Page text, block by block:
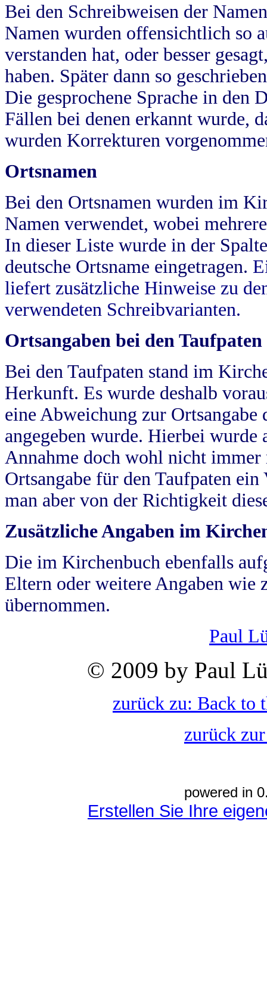
Bei den Schreibweisen der
Namen wurden offensichtlich so
verstanden hat, oder besser
haben. Später dann so
Die gesprochene Sprache in
Fällen bei denen erkannt wurde,
wurden Korrekturen
Ortsnamen
Bei den Ortsnamen wurden im
Namen verwendet, wobei
In dieser Liste wurde in der
deutsche Ortsname eingetragen.
liefert zusätzliche Hinweise zu
verwendeten Schreibvarianten.
Ortsangaben bei den Taufpaten
Bei den Taufpaten stand im
Herkunft. Es wurde deshalb
eine Abweichung zur
angegeben wurde. Hierbei wurde
Annahme doch wohl nicht
Ortsangabe für den Taufpaten
man aber von der Richtigkeit
Zusätzliche Angaben im
Die im Kirchenbuch ebenfalls
Eltern oder weitere Angaben wie
übernommen.
Paul
© 2009 by Paul
zurück zu: Back to
zurück
powered in
Erstellen Sie Ihre